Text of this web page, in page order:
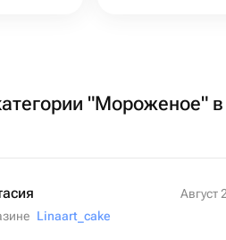
"Мороженое"
Linaart_cake